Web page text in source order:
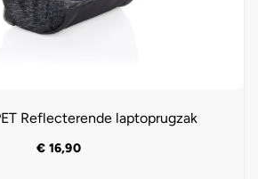
Reflecterende laptoprugzak
€ 16,90